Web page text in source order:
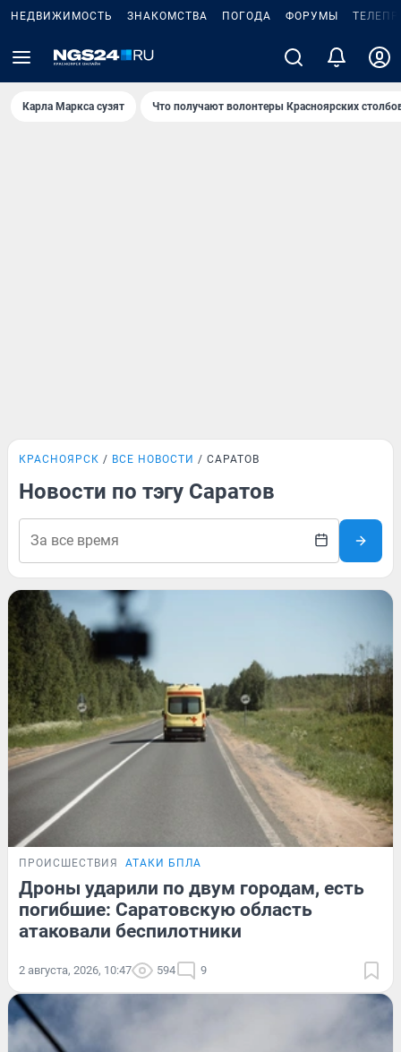
НЕДВИЖИМОСТЬ ЗНАКОМСТВА ПОГОДА ФОРУМЫ
Карла Маркса сузят Что получают волонтеры Красноярских
КРАСНОЯРСК ВСЕ НОВОСТИ САРАТОВ
Новости по тэгу Саратов
ПРОИСШЕСТВИЯ АТАКИ БПЛА
Дроны ударили по двум городам, есть
погибшие: Саратовскую область
атаковали беспилотники
2 августа, 2026, 10:47 594 9